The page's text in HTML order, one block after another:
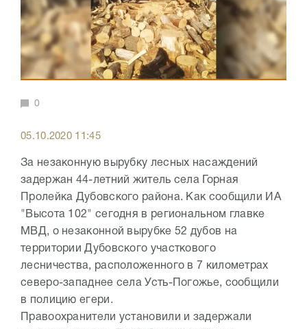
0
05.10.2020 11:45
За незаконную вырубку лесных насаждений
задержан 44-летний житель села Горная
Пролейка Дубовского района. Как сообщили ИА
"Высота 102" сегодня в региональном главке
МВД, о незаконной вырубке 52 дубов на
территории Дубовского участкового
лесничества, расположенного в 7 километрах
северо-западнее села Усть-Погожье, сообщили
в полицию егери.
Правоохранители установили и задержали